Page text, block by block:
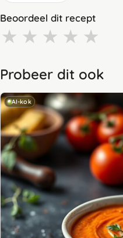
Beoordeel dit recept
★ ★ ★ ★ ★
Probeer dit ook
AI-kok